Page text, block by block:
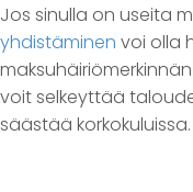
Jos sinulla on useita
yhdistäminen voi olla
voit selkeyttää
säästää korkokuluissa.